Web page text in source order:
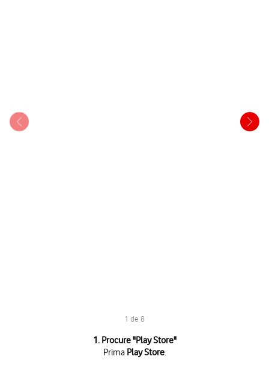
1 de 8
1. Procure "Play Store"
Prima Play Store.